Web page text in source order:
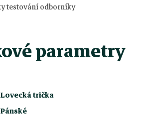
testování odborníky
parametry
Lovecká trička
Pánské